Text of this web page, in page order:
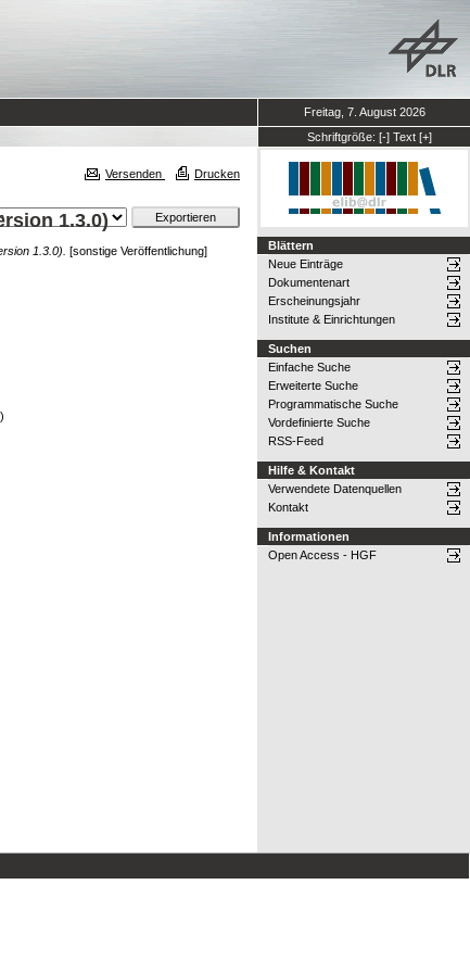
Freitag, 7. August 2026
Schriftgröße: [-] Text [+]
Versenden Drucken
1.3.0)
1.3.0). [sonstige Veröffentlichung]
Blättern
Neue Einträge
Dokumentenart
Erscheinungsjahr
Institute & Einrichtungen
Suchen
Einfache Suche
Erweiterte Suche
Programmatische Suche
Vordefinierte Suche
RSS-Feed
Hilfe & Kontakt
Verwendete Datenquellen
Kontakt
Informationen
Open Access - HGF